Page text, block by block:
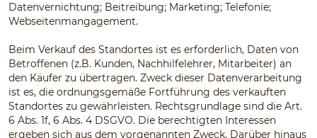
Datenvernichtung; Beitreibung; Marketing; Telefonie;
Webseitenmangagement.
Beim Verkauf des Standortes ist es erforderlich, Daten von
Betroffenen (z.B. Kunden, Nachhilfelehrer, Mitarbeiter) an
den Käufer zu übertragen. Zweck dieser Datenverarbeitung
ist es, die ordnungsgemäße Fortführung des verkauften
Standortes zu gewährleisten. Rechtsgrundlage sind die Art.
6 Abs. 1f, 6 Abs. 4 DSGVO. Die berechtigten Interessen
ergeben sich aus dem vorgenannten Zweck. Darüber hinaus